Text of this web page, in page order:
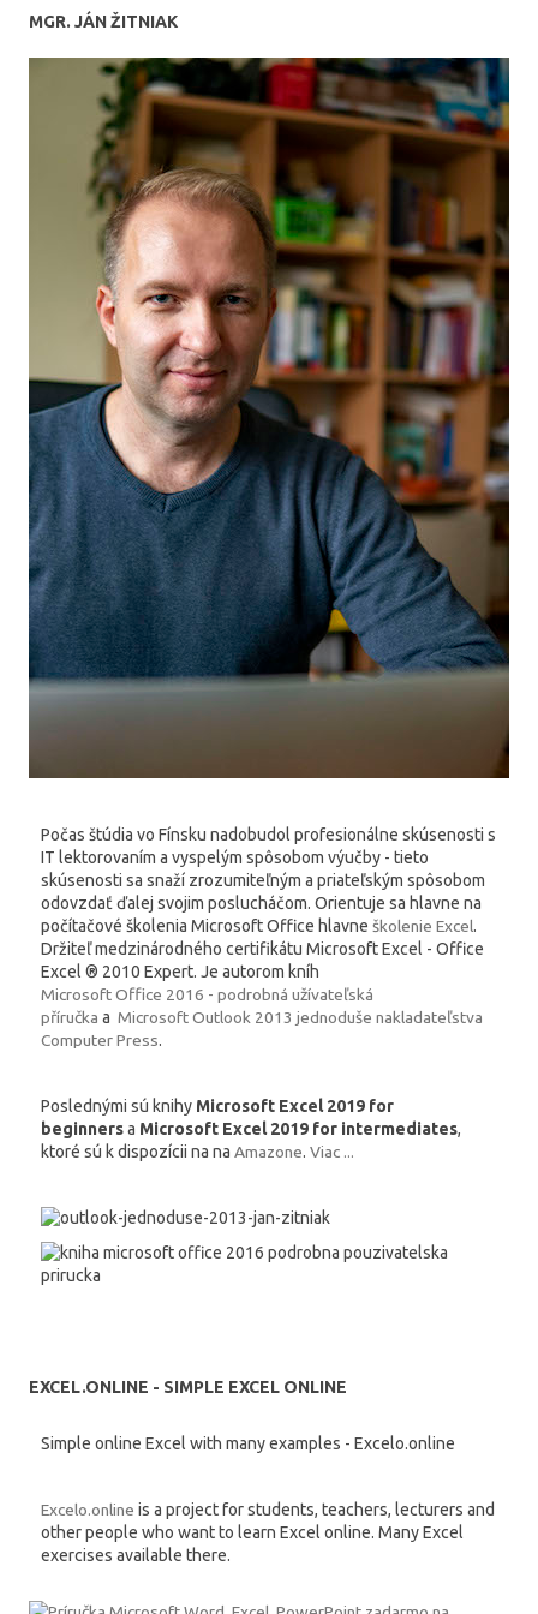
MGR. JÁN ŽITNIAK
Počas štúdia vo Fínsku nadobudol profesionálne skúsenosti s
IT lektorovaním a vyspelým spôsobom výučby - tieto
skúsenosti sa snaží zrozumiteľným a priateľským spôsobom
odovzdať ďalej svojim poslucháčom. Orientuje sa hlavne na
počítačové školenia Microsoft Office hlavne školenie Excel.
Držiteľ medzinárodného certifikátu Microsoft Excel - Office
Excel ® 2010 Expert. Je autorom kníh
Microsoft Office 2016 - podrobná užívateľská
příručka a Microsoft Outlook 2013 jednoduše nakladateľstva
Computer Press.
Poslednými sú knihy Microsoft Excel 2019 for
beginnersa Microsoft Excel 2019 for intermediates,
ktoré sú k dispozícii na na Amazone. Viac ...
EXCEL.ONLINE - SIMPLE EXCEL ONLINE
Simple online Excel with many examples - Excelo.online
Excelo.online is a project for students, teachers, lecturers and
other people who want to learn Excel online. Many Excel
exercises available there.